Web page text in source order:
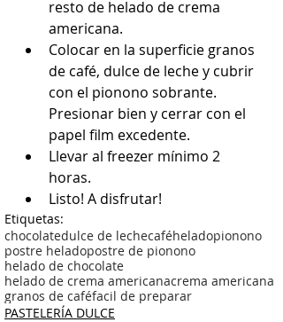
resto de helado de crema
americana.
Colocar en la superficie granos
de café, dulce de leche y cubrir
con el pionono sobrante.
Presionar bien y cerrar con el
papel film excedente.
Llevar al freezer mínimo 2
horas.
Listo! A disfrutar!
Etiquetas:
chocolatedulce de lechecaféheladopionono
postre heladopostre de pionono
helado de chocolate
helado de crema americanacrema americana
granos de caféfacil de preparar
PASTELERÍA DULCE